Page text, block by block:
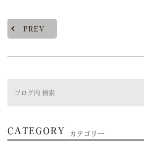
PREV
CATEGORY カテゴリー